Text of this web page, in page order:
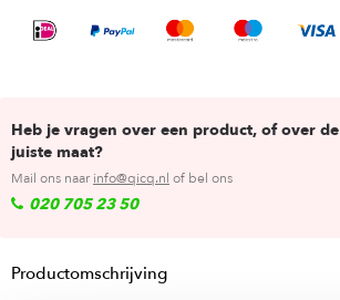
Heb je vragen over een product, of over de
juiste maat?
Mail ons naar info@qicq.nl of bel ons
020 705 23 50
Productomschrijving